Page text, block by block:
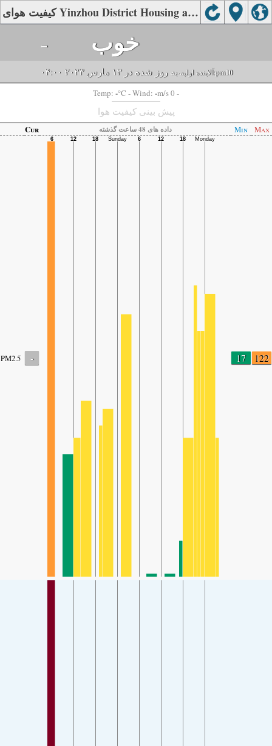
کیفیت هوای Yinzhou District Housing and Construction Bureau, Hengshui
- خوب
به روز شده در ۱۳ مارس ۲۰۲۳ ۰۴:۰۰ -آلاینده اولیه:pm10
Temp: -°C - Wind: -m/s 0 -
پیش بینی کیفیت هوا
Cur داده های 48 ساعت گذشته Min Max
PM2.5 - 17 122